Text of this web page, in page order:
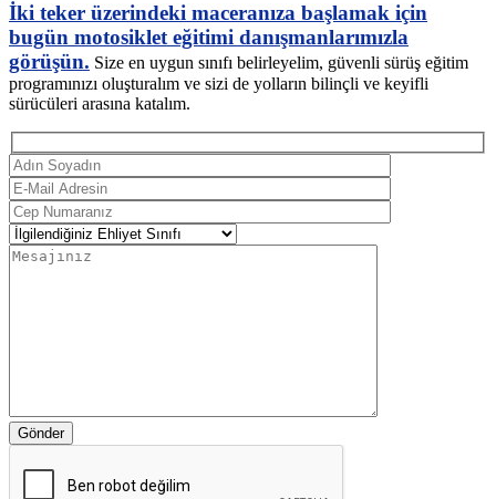
İki teker üzerindeki maceranıza başlamak için
bugün motosiklet eğitimi danışmanlarımızla
görüşün. Size en uygun sınıfı belirleyelim, güvenli sürüş eğitim
programınızı oluşturalım ve sizi de yolların bilinçli ve keyifli
sürücüleri arasına katalım.
Gönder